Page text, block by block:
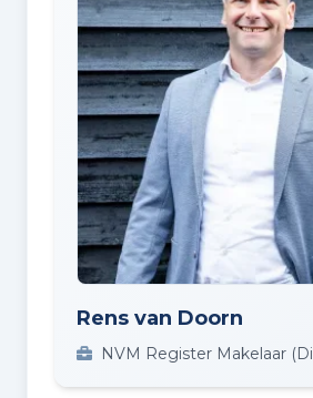
Rens van Doorn
NVM Register Makelaar